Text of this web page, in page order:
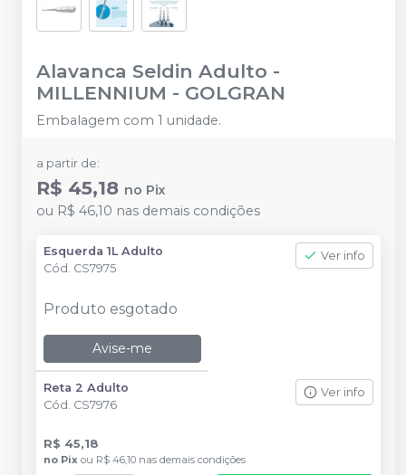
Alavanca Seldin Adulto -
MILLENNIUM - GOLGRAN
Embalagem com 1 unidade.
a partir de:
R$ 45,18 no Pix
ou R$ 46,10 nas demais condições
Esquerda 1L Adulto
Cód. CS7975
Ver info
Produto esgotado
Avise-me
Reta 2 Adulto
Cód. CS7976
Ver info
R$ 45,18
no Pix ou R$ 46,10 nas demais condições